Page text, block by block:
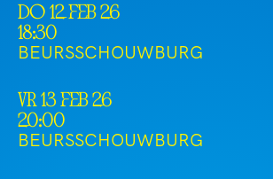
do 12 feb 26
18:30
BEURSSCHOUWBURG
vr 13 feb 26
20:00
BEURSSCHOUWBURG